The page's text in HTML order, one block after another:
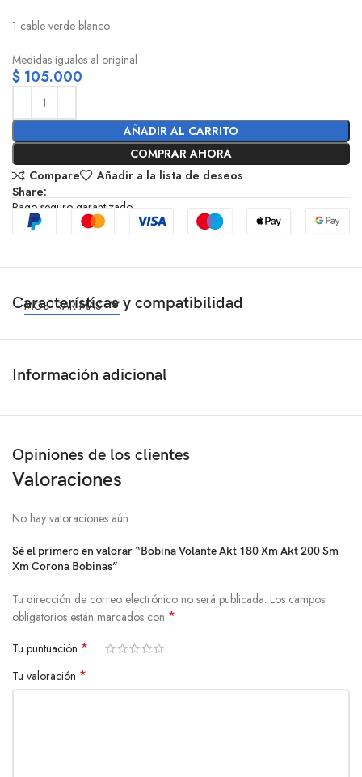
1 cable verde blanco
Medidas iguales al original
$ 105.000
AÑADIR AL CARRITO
COMPRAR AHORA
Compare
Añadir a la lista de deseos
Share:
Pago seguro garantizado
Características y compatibilidad
MOSTRAR MÁS
Información adicional
Opiniones de los clientes
Valoraciones
No hay valoraciones aún.
Sé el primero en valorar “Bobina Volante Akt 180 Xm Akt 200 Sm
Xm Corona Bobinas”
Tu dirección de correo electrónico no será publicada. Los campos
obligatorios están marcados con *
Tu puntuación *
Tu valoración *